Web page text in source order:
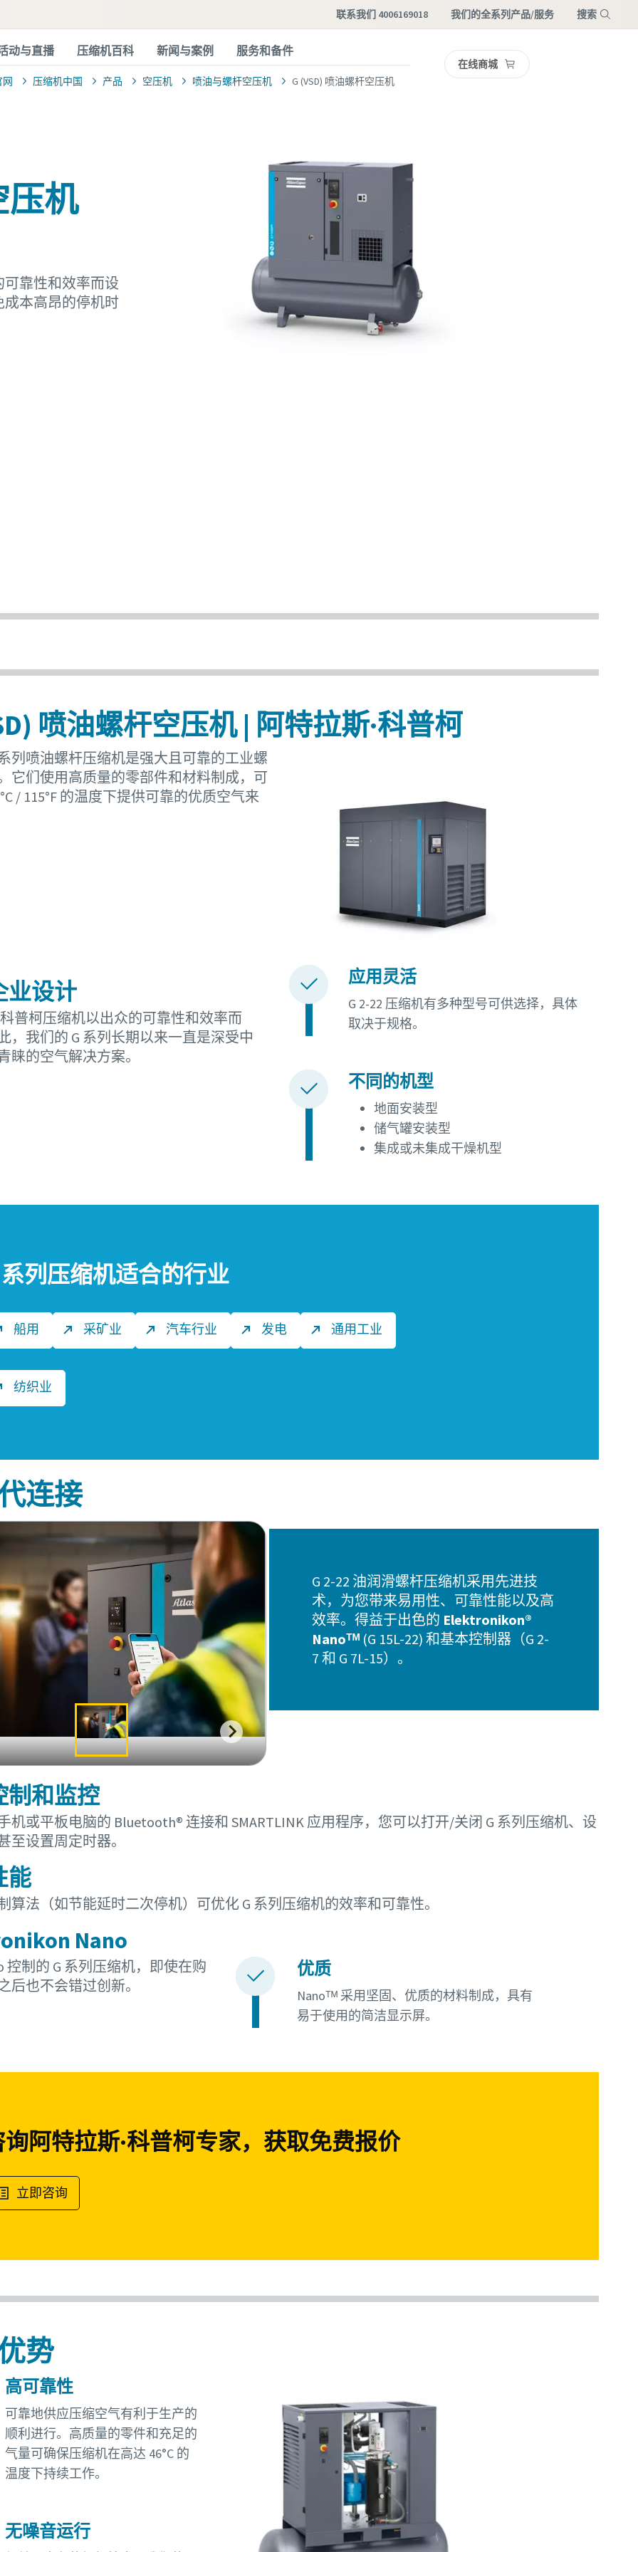
联系我们 4006169018 我们的全系列产品/服务 搜索
动与直播 压缩机百科 新闻与案例 服务和备件
网 压缩机中国 产品 空压机 喷油与螺杆空压机 G (VSD) 喷油螺杆空压机
在线商城
压机
可靠性和效率而设
本高昂的停机时
喷油螺杆空压机 | 阿特拉斯·科普柯
列喷油螺杆压缩机是强大且可靠的工业螺
它们使用高质量的零部件和材料制成，可
/ 115°F 的温度下提供可靠的优质空气来
业设计
普柯压缩机以出众的可靠性和效率而
，我们的 G 系列长期以来一直是深受中
睐的空气解决方案。
应用灵活
G 2-22 压缩机有多种型号可供选择，具体
取决于规格。
不同的机型
地面安装型
储气罐安装型
集成或未集成干燥机型
系列压缩机适合的行业
船用 采矿业 汽车行业 发电 通用工业
纺织业
连接
G 2-22 油润滑螺杆压缩机采用先进技
术，为您带来易用性、可靠性能以及高
效率。得益于出色的 Elektronikon®
Nanoᵀᴹ (G 15L-22) 和基本控制器（G 2-
7 和 G 7L-15）。
制和监控
机或平板电脑的 Bluetooth® 连接和 SMARTLINK 应用程序，您可以打开/关闭 G 系列压缩机、设
至设置周定时器。
能
算法（如节能延时二次停机）可优化 G 系列压缩机的效率和可靠性。
Nano
控制的 G 系列压缩机，即使在购
后也不会错过创新。
优质
Nanoᵀᴹ 采用坚固、优质的材料制成，具有
易于使用的简洁显示屏。
阿特拉斯·科普柯专家，获取免费报价
立即咨询
势
高可靠性
可靠地供应压缩空气有利于生产的
顺利进行。高质量的零件和充足的
气量可确保压缩机在高达 46°C 的
温度下持续工作。
无噪音运行